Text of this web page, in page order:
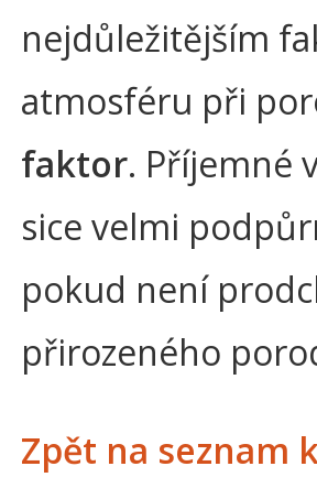
nejdůležitějším
atmosféru při
faktor. Příjemné
sice velmi
pokud není
přirozeného
Zpět na seznam